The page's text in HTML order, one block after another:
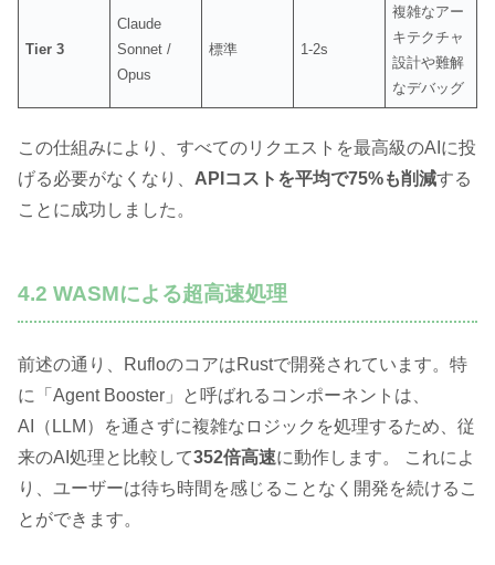
Tier 3
Claude
Sonnet /
Opus
標準 1-2s
複雑なアー
キテクチャ
設計や難解
なデバッグ
この仕組みにより、すべてのリクエストを最高級のAIに投
げる必要がなくなり、 APIコストを平均で75%も削減する
ことに成功しました。
4.2 WASMによる超高速処理
前述の通り、RufloのコアはRustで開発されています。特
に「Agent Booster」と呼ばれるコンポーネントは、
AI（LLM）を通さずに複雑なロジックを処理するため、従
来のAI処理と比較して352倍高速に動作します。 これによ
り、ユーザーは待ち時間を感じることなく開発を続けるこ
とができます。